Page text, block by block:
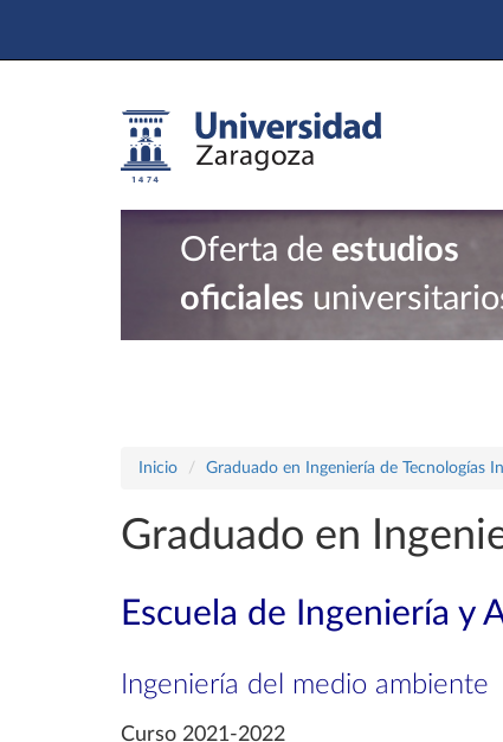
Oferta de estudios
oficiales
Inicio Graduado en Ingeniería de Tecnologías
Graduado en
Escuela de Ingeniería y
Ingeniería del medio ambiente
Curso 2021-2022